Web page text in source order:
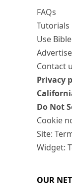
FAQs
Tutorials
Use
Contact
Privacy
Do Not
Cookie
Site:
Widget:
OUR